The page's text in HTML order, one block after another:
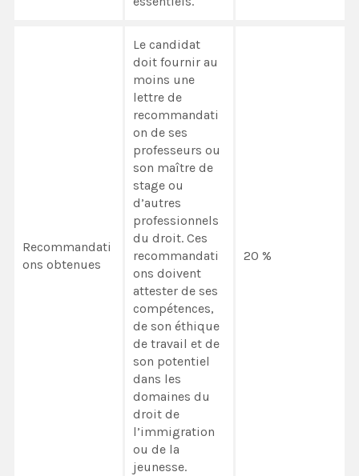
Recommandati
ons obtenues
Le candidat
doit fournir au
moins une
lettre de
recommandati
on de ses
professeurs ou
son maître de
stage ou
d’autres
professionnels
du droit. Ces
recommandati
ons doivent
attester de ses
compétences,
de son éthique
de travail et de
son potentiel
dans les
domaines du
droit de
l’immigration
ou de la
jeunesse.
20 %